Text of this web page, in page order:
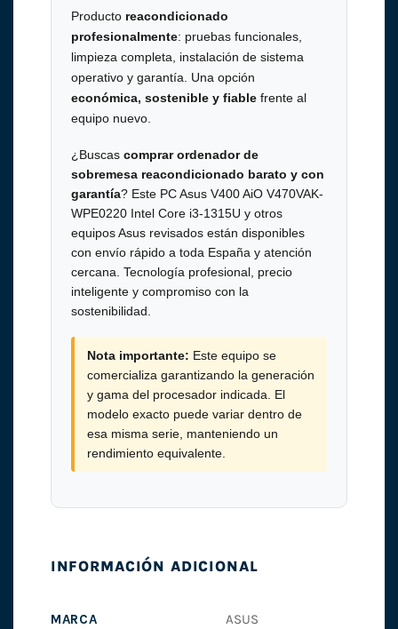
Producto reacondicionado
profesionalmente: pruebas funcionales,
limpieza completa, instalación de sistema
operativo y garantía. Una opción
económica, sostenible y fiablefrente al
equipo nuevo.
¿Buscas comprar ordenador de
sobremesa reacondicionado barato y con
garantía? Este PC Asus V400 AiO V470VAK-
WPE0220 Intel Core i3-1315U y otros
equipos Asus revisados están disponibles
con envío rápido a toda España y atención
cercana. Tecnología profesional, precio
inteligente y compromiso con la
sostenibilidad.
Nota importante: Este equipo se
comercializa garantizando la generación
y gama del procesador indicada. El
modelo exacto puede variar dentro de
esa misma serie, manteniendo un
rendimiento equivalente.
INFORMACIÓN ADICIONAL
MARCA
ASUS